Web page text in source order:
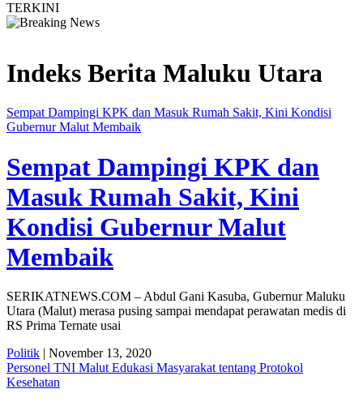
TERKINI
Indeks Berita Maluku Utara
Sempat Dampingi KPK dan Masuk Rumah Sakit, Kini Kondisi
Gubernur Malut Membaik
Sempat Dampingi KPK dan
Masuk Rumah Sakit, Kini
Kondisi Gubernur Malut
Membaik
SERIKATNEWS.COM – Abdul Gani Kasuba, Gubernur Maluku
Utara (Malut) merasa pusing sampai mendapat perawatan medis di
RS Prima Ternate usai
Politik | November 13, 2020
Personel TNI Malut Edukasi Masyarakat tentang Protokol
Kesehatan